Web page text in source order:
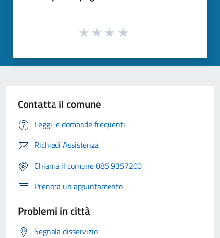
Contatta il comune
Leggi le domande frequenti
Richiedi Assistenza
Chiama il comune 085 9357200
Prenota un appuntamento
Problemi in città
Segnala disservizio